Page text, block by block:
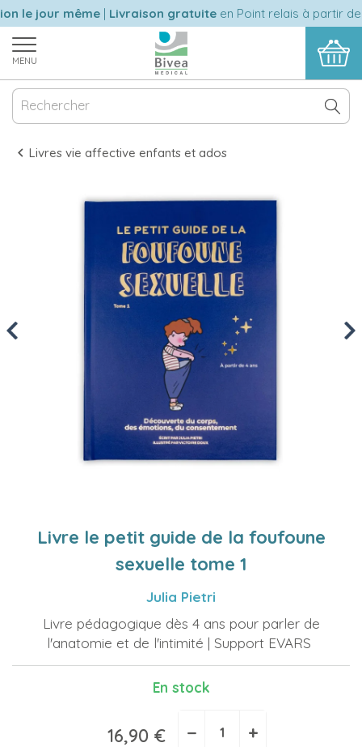
le jour même|Livraison gratuiteen Point relais à partir de
MENU
Livres vie affective enfants et ados
Previous
Livre le petit guide de la foufoune
sexuelle tome 1
Julia Pietri
Livre pédagogique dès 4 ans pour parler de
l'anatomie et de l'intimité | Support EVARS
En stock
16,90 € − +